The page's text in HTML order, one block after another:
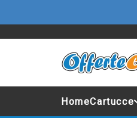
HomeCartucce